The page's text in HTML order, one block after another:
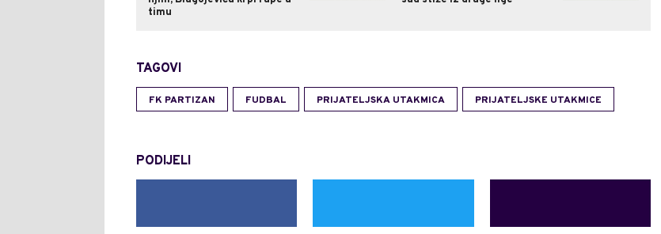
timu
TAGOVI
FK PARTIZAN FUDBAL PRIJATELJSKA UTAKMICA PRIJATELJSKE UTAKMICE
PODIJELI